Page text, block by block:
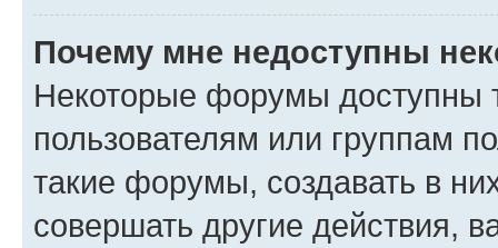
Почему мне недоступны
Некоторые форумы доступны
пользователям или группам
такие форумы, создавать в
совершать другие действия,